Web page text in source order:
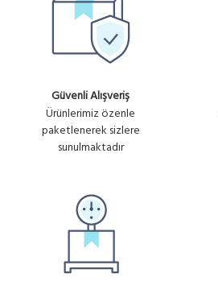
Güvenli Alışveriş
Ürünlerimiz özenle
paketlenerek sizlere
sunulmaktadır